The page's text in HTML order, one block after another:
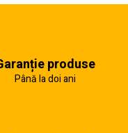
produse
Până la doi ani